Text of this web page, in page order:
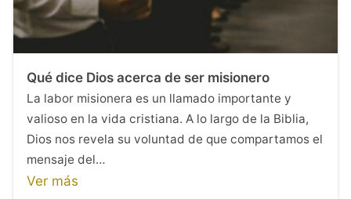
Qué dice Dios acerca de ser misionero
La labor misionera es un llamado importante y
valioso en la vida cristiana. A lo largo de la Biblia,
Dios nos revela su voluntad de que compartamos el
mensaje del…
Ver más